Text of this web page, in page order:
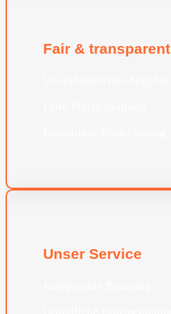
Fair & transparent
Unser Service